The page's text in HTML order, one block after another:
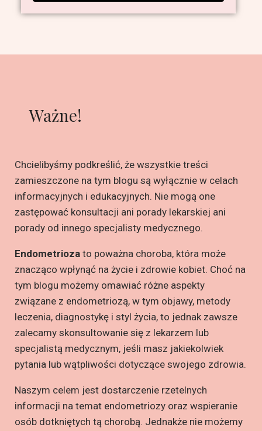
Ważne!
Chcielibyśmy podkreślić, że wszystkie treści
zamieszczone na tym blogu są wyłącznie w celach
informacyjnych i edukacyjnych. Nie mogą one
zastępować konsultacji ani porady lekarskiej ani
porady od innego specjalisty medycznego.
Endometrioza to poważna choroba, która może
znacząco wpłynąć na życie i zdrowie kobiet. Choć na
tym blogu możemy omawiać różne aspekty
związane z endometriozą, w tym objawy, metody
leczenia, diagnostykę i styl życia, to jednak zawsze
zalecamy skonsultowanie się z lekarzem lub
specjalistą medycznym, jeśli masz jakiekolwiek
pytania lub wątpliwości dotyczące swojego zdrowia.
Naszym celem jest dostarczenie rzetelnych
informacji na temat endometriozy oraz wspieranie
osób dotkniętych tą chorobą. Jednakże nie możemy